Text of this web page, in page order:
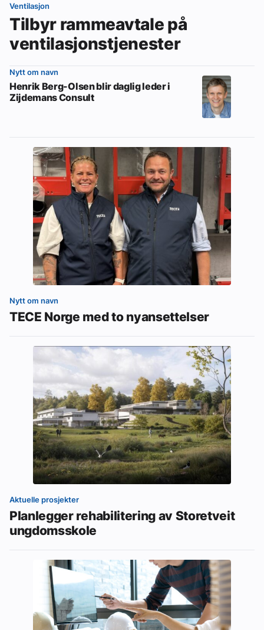
Ventilasjon
Tilbyr rammeavtale på
ventilasjonstjenester
Nytt om navn
Henrik Berg-Olsen blir daglig leder i
Zijdemans Consult
Nytt om navn
TECE Norge med to nyansettelser
Aktuelle prosjekter
Planlegger rehabilitering av Storetveit
ungdomsskole